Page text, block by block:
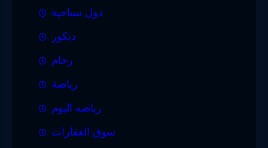
دول سياحية
ديكور
رخام
رياضة
رياضه اليوم
سوق العقارات